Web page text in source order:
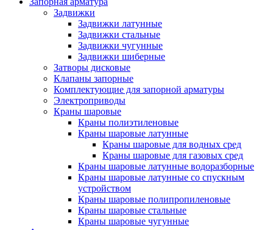
Задвижки
Задвижки латунные
Задвижки стальные
Задвижки чугунные
Задвижки шиберные
Затворы дисковые
Клапаны запорные
Комплектующие для запорной арматуры
Электроприводы
Краны шаровые
Краны полиэтиленовые
Краны шаровые латунные
Краны шаровые для водных сред
Краны шаровые для газовых сред
Краны шаровые латунные водоразборные
Краны шаровые латунные со спускным
устройством
Краны шаровые полипропиленовые
Краны шаровые стальные
Краны шаровые чугунные